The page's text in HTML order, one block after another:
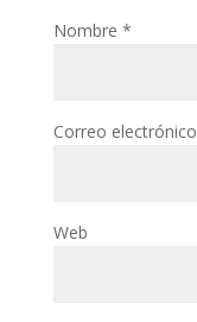
Nombre *
Correo electrónico
Web